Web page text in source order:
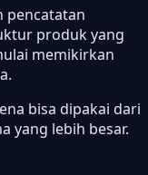
pencatatan
produk yang
memikirkan
bisa dipakai dari
yang lebih besar.